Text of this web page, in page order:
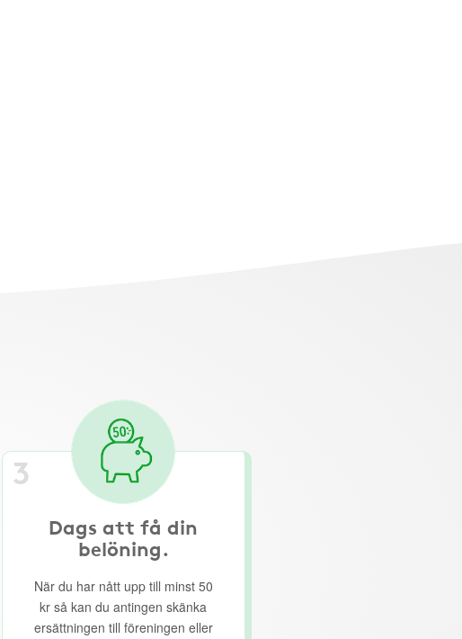
3
Dags att få din
belöning.
När du har nått upp till minst 50
kr så kan du antingen skänka
ersättningen till föreningen eller